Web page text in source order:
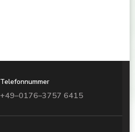
Telefonnummer
+49–0176–3757 6415